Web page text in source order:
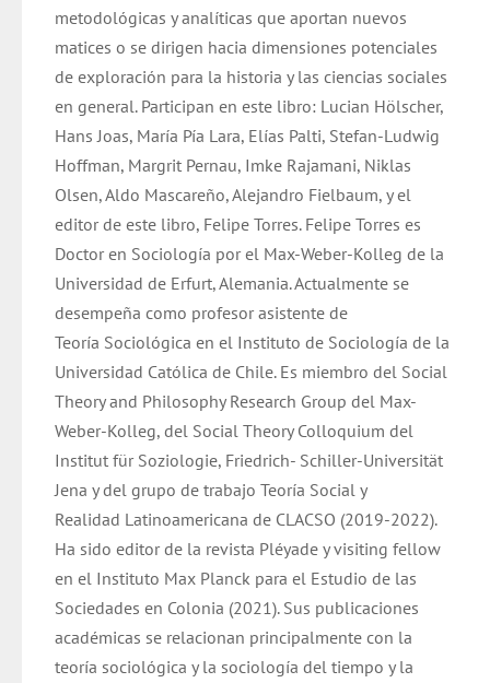
metodológicas y analíticas que aportan nuevos
matices o se dirigen hacia dimensiones potenciales
de exploración para la historia y las ciencias sociales
en general. Participan en este libro: Lucian Hölscher,
Hans Joas, María Pía Lara, Elías Palti, Stefan-Ludwig
Hoffman, Margrit Pernau, Imke Rajamani, Niklas
Olsen, Aldo Mascareño, Alejandro Fielbaum, y el
editor de este libro, Felipe Torres. Felipe Torres es
Doctor en Sociología por el Max-Weber-Kolleg de la
Universidad de Erfurt, Alemania. Actualmente se
desempeña como profesor asistente de
Teoría Sociológica en el Instituto de Sociología de la
Universidad Católica de Chile. Es miembro del Social
Theory and Philosophy Research Group del Max-
Weber-Kolleg, del Social Theory Colloquium del
Institut für Soziologie, Friedrich- Schiller-Universität
Jena y del grupo de trabajo Teoría Social y
Realidad Latinoamericana de CLACSO (2019-2022).
Ha sido editor de la revista Pléyade y visiting fellow
en el Instituto Max Planck para el Estudio de las
Sociedades en Colonia (2021). Sus publicaciones
académicas se relacionan principalmente con la
teoría sociológica y la sociología del tiempo y la